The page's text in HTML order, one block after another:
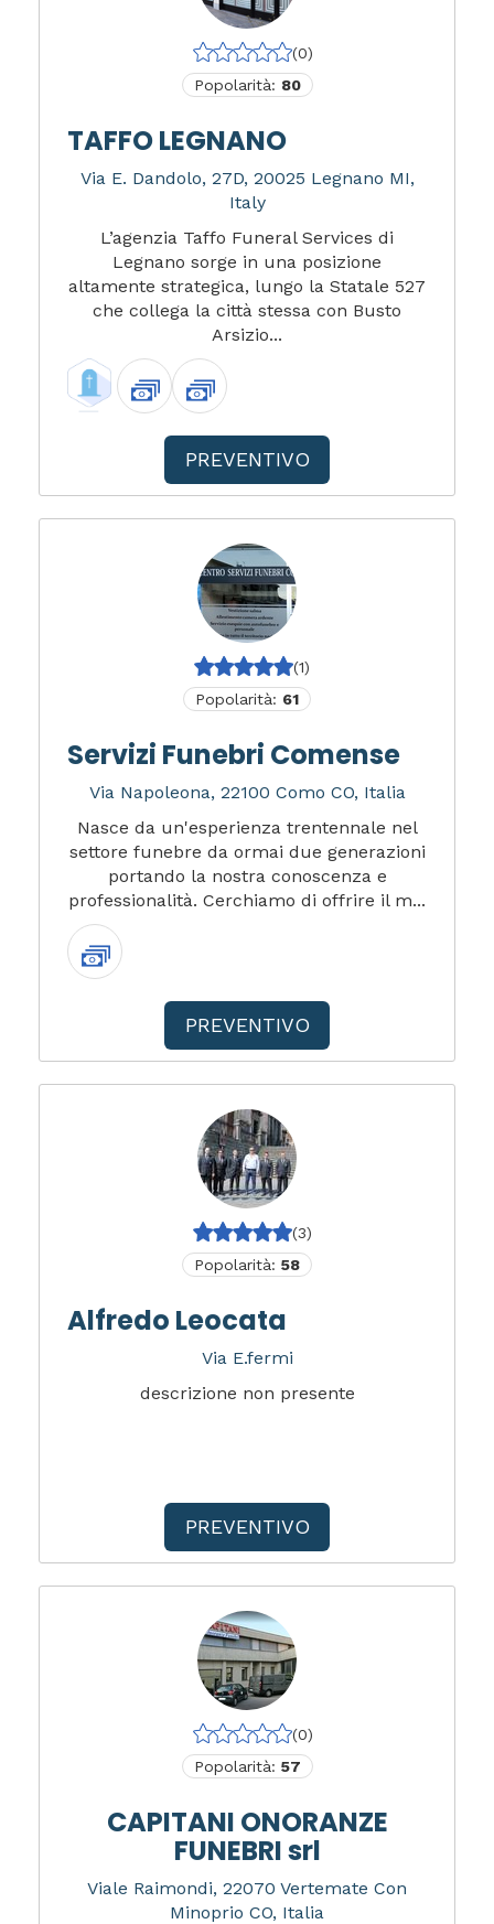
(0)
Popolarità: 80
TAFFO LEGNANO
Via E. Dandolo, 27D, 20025 Legnano MI,
Italy
L’agenzia Taffo Funeral Services di
Legnano sorge in una posizione
altamente strategica, lungo la Statale 527
che collega la città stessa con Busto
Arsizio...
PREVENTIVO
(1)
Popolarità: 61
Servizi Funebri Comense
Via Napoleona, 22100 Como CO, Italia
Nasce da un'esperienza trentennale nel
settore funebre da ormai due generazioni
portando la nostra conoscenza e
professionalità. Cerchiamo di offrire il m...
PREVENTIVO
(3)
Popolarità: 58
Alfredo Leocata
Via E.fermi
descrizione non presente
PREVENTIVO
(0)
Popolarità: 57
CAPITANI ONORANZE
FUNEBRI srl
Viale Raimondi, 22070 Vertemate Con
Minoprio CO, Italia